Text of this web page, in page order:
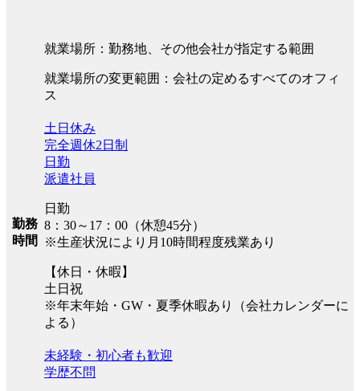
就業場所：勤務地、その他会社が指定する範囲
就業場所の変更範囲：会社の定めるすべてのオフィ
ス
勤務
時間
土日休み
完全週休2日制
日勤
派遣社員
日勤
8：30～17：00（休憩45分）
※生産状況により月10時間程度残業あり
【休日・休暇】
土日祝
※年末年始・GW・夏季休暇あり（会社カレンダーに
よる）
未経験・初心者も歓迎
学歴不問